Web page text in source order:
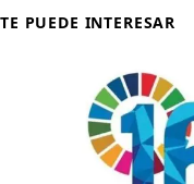
TE PUEDE INTERESAR